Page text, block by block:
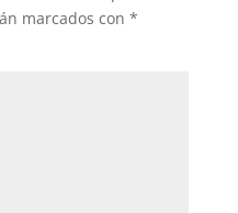
marcados con *